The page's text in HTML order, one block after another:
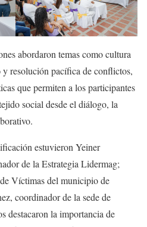
abordaron temas como cultura
resolución pacífica de conflictos,
que permiten a los participantes
social desde el diálogo, la
estuvieron Yeiner
de la Estrategia Lidermag;
Víctimas del municipio de
coordinador de la sede de
destacaron la importancia de